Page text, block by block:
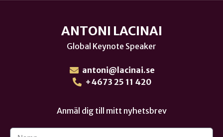
ANTONI LACINAI
Global Keynote Speaker
antoni@lacinai.se
+4673 25 11 420
Anmäl dig till mitt nyhetsbrev